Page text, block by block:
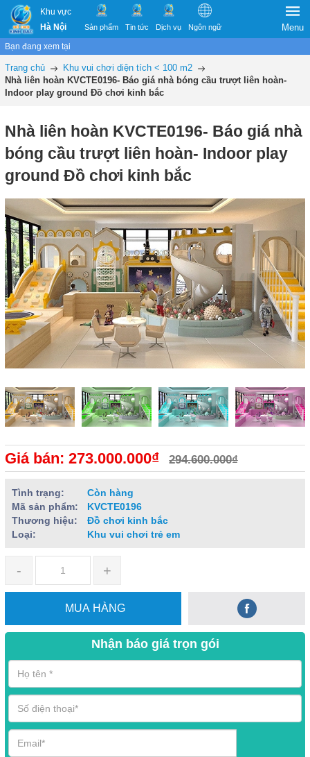
Khu vực
Hà Nội
Sản phẩm Tin tức Dịch vụ Ngôn ngữ Menu
Bạn đang xem tại
Trang chủ
Khu vui chơi diện tích < 100 m2
Nhà liên hoàn KVCTE0196- Báo giá nhà bóng cầu trượt liên hoàn-
Indoor play ground Đồ chơi kinh bắc
Nhà liên hoàn KVCTE0196- Báo giá nhà
bóng cầu trượt liên hoàn- Indoor play
ground Đồ chơi kinh bắc
Giá bán: 273.000.000₫ 294.600.000₫
Tình trạng:
Còn hàng
Mã sản phẩm:
KVCTE0196
Thương hiệu:
Đồ chơi kinh bắc
Loại:
Khu vui chơi trẻ em
- +
MUA HÀNG
Nhận báo giá trọn gói